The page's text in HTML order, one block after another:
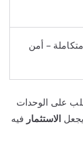
– أمن
على الوحدات
الاستثمار فيه